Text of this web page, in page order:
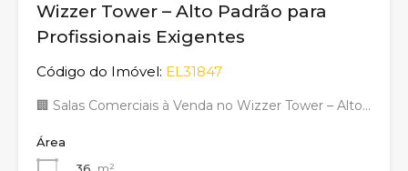
Wizzer Tower – Alto Padrão para
Profissionais Exigentes
Código do Imóvel: EL31847
🏢 Salas Comerciais à Venda no Wizzer Tower – Alto…
Área